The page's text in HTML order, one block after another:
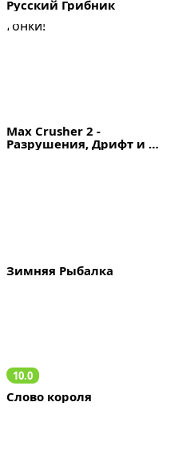
Русский Грибник
Max Crusher 2 -
Разрушения, Дрифт и
Зимняя Рыбалка
10.0
Слово короля